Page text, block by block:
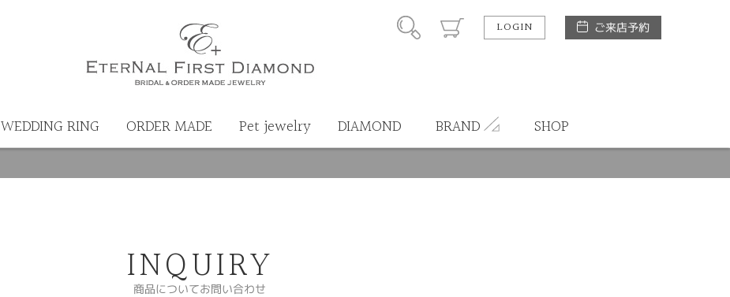
LOGIN ご来店予約
WEDDING RING ORDER MADE Pet jewelry DIAMOND BRAND SHOP
INQUIRY
商品についてお問い合わせ